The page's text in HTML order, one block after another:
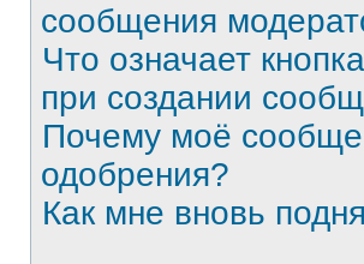
сообщения
Что означает
при создании
Почему моё
одобрения?
Как мне вновь